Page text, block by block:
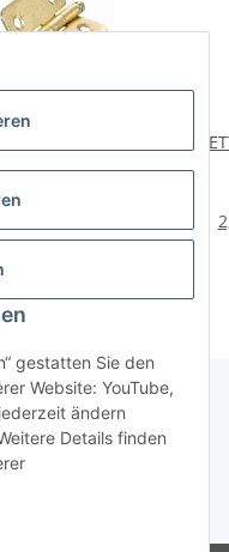
gestatten Sie den
Website: YouTube,
ändern
Details finden
40 x 35 mm,
20 Stück
34,95 €